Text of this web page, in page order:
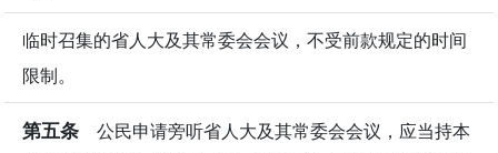
临时召集的省人大及其常委会会议，不受前款规定的时间
限制。
第五条 公民申请旁听省人大及其常委会会议，应当持本